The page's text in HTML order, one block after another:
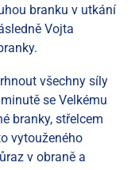
branku v utkání
Vojta
všechny síly
se Velkému
branky, střelcem
vytouženého
v obraně a